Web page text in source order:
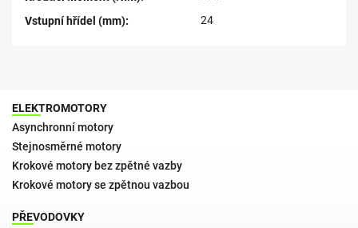
Vstupní hřídel (mm): 24
ELEKTROMOTORY
Asynchronní motory
Stejnosměrné motory
Krokové motory bez zpětné vazby
Krokové motory se zpětnou vazbou
PŘEVODOVKY